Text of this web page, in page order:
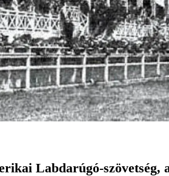
Labdarúgó-szövetség,